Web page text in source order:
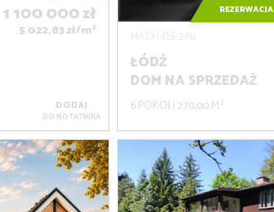
1 100 000zł
5 022,83 zł/m2
DODAJ
DO NOTATNIKA
ŁÓDŹ
DOM NA SPRZEDAŻ
6 POKOI 270,00 M²
REZERWACJA